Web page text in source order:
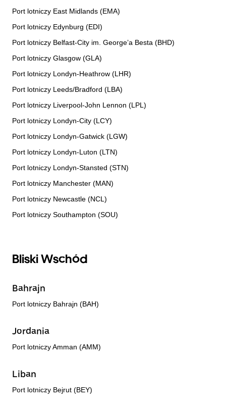
Port lotniczy East Midlands (EMA)
Port lotniczy Edynburg (EDI)
Port lotniczy Belfast-City im. George’a Besta (BHD)
Port lotniczy Glasgow (GLA)
Port lotniczy Londyn-Heathrow (LHR)
Port lotniczy Leeds/Bradford (LBA)
Port lotniczy Liverpool-John Lennon (LPL)
Port lotniczy Londyn-City (LCY)
Port lotniczy Londyn-Gatwick (LGW)
Port lotniczy Londyn-Luton (LTN)
Port lotniczy Londyn-Stansted (STN)
Port lotniczy Manchester (MAN)
Port lotniczy Newcastle (NCL)
Port lotniczy Southampton (SOU)
Bliski Wschód
Bahrajn
Port lotniczy Bahrajn (BAH)
Jordania
Port lotniczy Amman (AMM)
Liban
Port lotniczy Bejrut (BEY)